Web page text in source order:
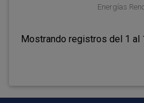
Energías
Mostrando registros del 1 al